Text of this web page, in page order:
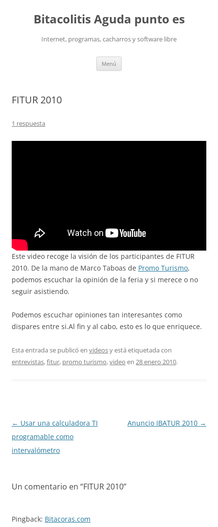
contenidoBitacolitis Aguda punto es
Internet, programas, cacharros y software libre
Menú
FITUR 2010
1 respuesta
Este video recoge la visión de los participantes de FITUR
2010. De la mano de Marco Taboas de Promo Turismo,
podemos escuchar la opinión de la feria y si merece o no
seguir asistiendo.
Podemos escuchar opiniones tan interesantes como
dispares entre si.Al fin y al cabo, esto es lo que enriquece.
Esta entrada se publicó en videosy está etiquetada con
entrevistas,fitur, promo turismo,video en 28 enero 2010.
Navegación
de
entradas
← Usar una calculadora TI
programable como
intervalómetro
Anuncio IBATUR 2010 →
Un comentario en “FITUR 2010”
Pingback: Bitacoras.com